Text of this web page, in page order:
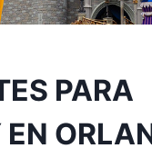
PARA
EN